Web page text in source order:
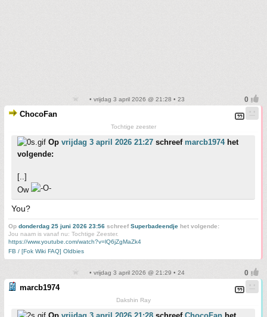
• vrijdag 3 april 2026 @ 21:28 • 23
ChocoFan
Tochtige zeester
Op vrijdag 3 april 2026 21:27 schreef marcb1974het
volgende:
[..]
Ow
You?
Op donderdag 25 juni 2026 23:56 schreefSuperbadeendje het volgende:
Jou naam is vanaf nu: Tochtige Zeester.
https://www.youtube.com/watch?v=lQ6jZgMaZk4
FB / [Fok Wiki FAQ] Oldbies
• vrijdag 3 april 2026 @ 21:29 • 24
marcb1974
Dakshin Ray
Op vrijdag 3 april 2026 21:28 schreef ChocoFan het